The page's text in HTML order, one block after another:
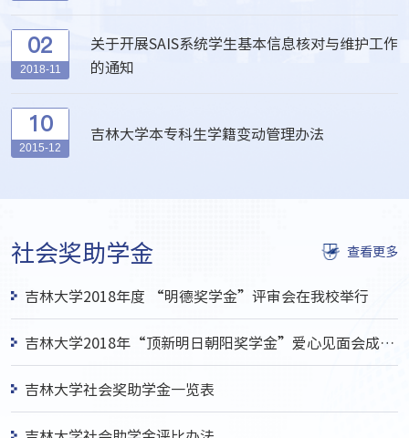
02
2018-11
关于开展SAIS系统学生基本信息核对与维护工作
的通知
10
2015-12
吉林大学本专科生学籍变动管理办法
社会奖助学金 查看更多
吉林大学2018年度 “明德奖学金”评审会在我校举行
吉林大学2018年“顶新明日朝阳奖学金”爱心见面会成功举行
吉林大学社会奖助学金一览表